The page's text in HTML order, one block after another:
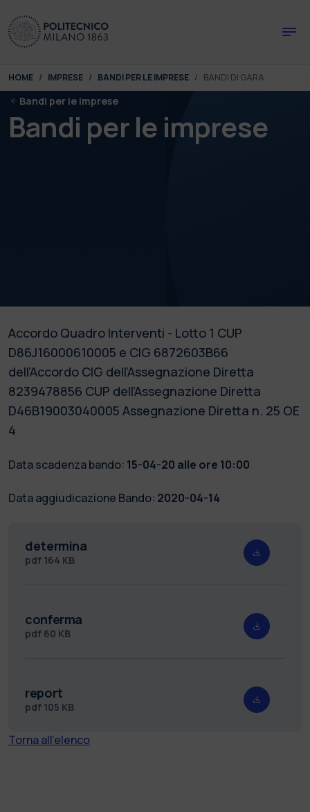
You are here:
HOME IMPRESE BANDI PER LE IMPRESE BANDI DI GARA
Bandi per le imprese
Bandi per le imprese
Accordo Quadro Interventi - Lotto 1 CUP
D86J16000610005 e CIG 6872603B66
dell’Accordo CIG dell’Assegnazione Diretta
8239478856 CUP dell’Assegnazione Diretta
D46B19003040005 Assegnazione Diretta n. 25 OE
4
Data scadenza bando: 15-04-20 alle ore 10:00
Data aggiudicazione Bando: 2020-04-14
determina
pdf 164 KB
conferma
pdf 60 KB
report
pdf 105 KB
Torna all'elenco